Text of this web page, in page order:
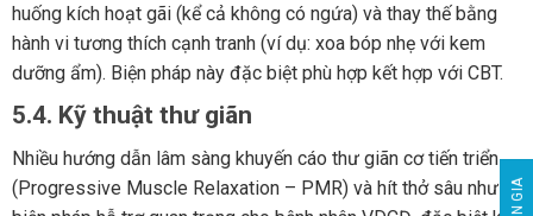
huống kích hoạt gãi (kể cả không có ngứa) và thay thế bằng
hành vi tương thích cạnh tranh (ví dụ: xoa bóp nhẹ với kem
dưỡng ẩm). Biện pháp này đặc biệt phù hợp kết hợp với CBT.
5.4. Kỹ thuật thư giãn
Nhiều hướng dẫn lâm sàng khuyến cáo thư giãn cơ tiến triển
(Progressive Muscle Relaxation – PMR) và hít thở sâu như